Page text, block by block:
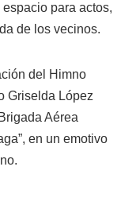
para actos,
de los vecinos.
del Himno
Griselda López
Aérea
en un emotivo